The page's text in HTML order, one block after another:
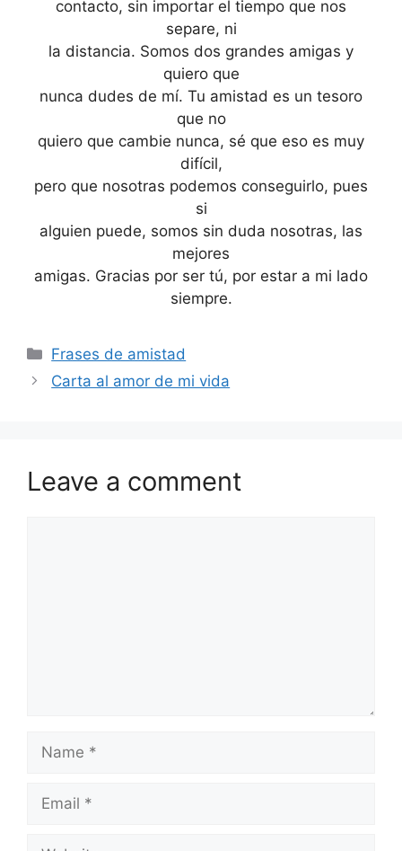
contacto, sin importar el tiempo que nos
separe, ni
la distancia. Somos dos grandes amigas y
quiero que
nunca dudes de mí. Tu amistad es un tesoro
que no
quiero que cambie nunca, sé que eso es muy
difícil,
pero que nosotras podemos conseguirlo, pues
si
alguien puede, somos sin duda nosotras, las
mejores
amigas. Gracias por ser tú, por estar a mi lado
siempre.
Categories
Frases de amistad
Carta al amor de mi vida
Leave a comment